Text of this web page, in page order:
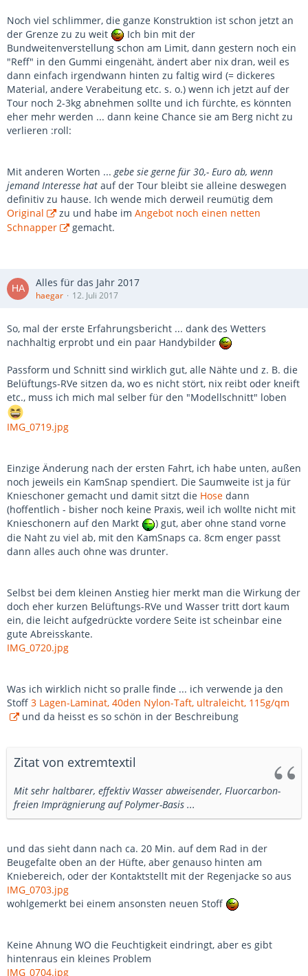
Noch viel schlimmer, die ganze Konstruktion ist schon jetzt an
der Grenze zu zu weit
Ich bin mit der
Bundweitenverstellung schon am Limit, dann gestern noch ein
"Reff" in den Gummi eingenäht, ändert aber nix dran, weil es
dann einfach irgendwann hinten zu faltig wird (= dickeres
Material, andere Verabeitung etc. s. o.) wenn ich jetzt auf der
Tour noch 2-3kg abnehmen sollte und ich fürchte, es könnten
eher mehr werden ... dann keine Chance sie am Berg nicht zu
verlieren :roll:
Mit anderen Worten ...gebe sie gerne für 30,- Euro ab, wenn
jemand Interesse hat auf der Tour bleibt sie alleine deswegen
definitiv zu hause. Ich wende mich derweil reumütig dem
Original
zu und habe im Angebot noch einen netten
Schnapper
gemacht.
Alles für das Jahr 2017
haegar 12. Juli 2017
So, mal der erste Erfahrungsbericht ... dank des Wetters
nachhaltig erprobt und ein paar Handybilder
Passform und Schnitt sind wirklich gut, alle Nähte und z. B. die
Belüftungs-RVe sitzen da, wo es nicht stört, nix reibt oder kneift
etc., muss ich mich mal selber für den "Modellschnitt" loben
IMG_0719.jpg
Einzige Änderung nach der ersten Fahrt, ich habe unten, außen
noch jeweils ein KamSnap spendiert. Die Saumweite ist ja für
Knieschoner gemacht und damit sitzt die Hose dann
(hoffentlich - bisher noch keine Praxis, weil ich wollte nicht mit
Knieschonern auf den Markt
) gut, aber ohne stand vorne
die Naht zu viel ab, mit den KamSnaps ca. 8cm enger passt
dann alles auch ohne was drunter.
Selbst bei dem kleinen Anstieg hier merkt man die Wirkung der
doch eher kurzen Belüftungs-RVe und Wasser tritt dort kaum
ein, die leicht aufgedrückte vordere Seite ist scheinbar eine
gute Abreisskante.
IMG_0720.jpg
Was ich wirklich nicht so pralle finde ... ich verwende ja den
Stoff 3 Lagen-Laminat, 40den Nylon-Taft, ultraleicht, 115g/qm
und da heisst es so schön in der Beschreibung
Zitat von extremtextil
Mit sehr haltbarer, effektiv Wasser abweisender, Fluorcarbon-
freien Imprägnierung auf Polymer-Basis ...
und das sieht dann nach ca. 20 Min. auf dem Rad in der
Beugefalte oben an der Hüfte, aber genauso hinten am
Kniebereich, oder der Kontaktstellt mit der Regenjacke so aus
IMG_0703.jpg
wohlgemerkt bei einem ansonsten neuen Stoff
Keine Ahnung WO die Feuchtigkeit eindringt, aber es gibt
hintenraus ein kleines Problem
IMG_0704.jpg